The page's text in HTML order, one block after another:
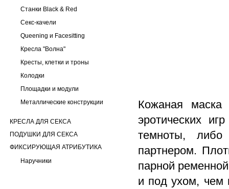
Станки Black & Red
Секс-качели
Queening и Facesitting
Кресла "Волна"
Кресты, клетки и троны
Колодки
Площадки и модули
Металлические конструкции
КРЕСЛА ДЛЯ СЕКСА
ПОДУШКИ ДЛЯ СЕКСА
ФИКСИРУЮЩАЯ АТРИБУТИКА
Наручники
Кожаная маска
эротических
темноты,
партнером.
парной
и под ухом, чем